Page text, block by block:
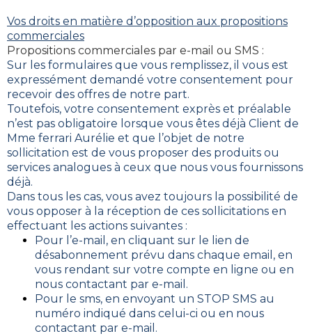
Vos droits en matière d’opposition aux propositions
commerciales
Propositions commerciales par e-mail ou SMS :
Sur les formulaires que vous remplissez, il vous est
expressément demandé votre consentement pour
recevoir des offres de notre part.
Toutefois, votre consentement exprès et préalable
n’est pas obligatoire lorsque vous êtes déjà Client de
Mme ferrari Aurélie et que l’objet de notre
sollicitation est de vous proposer des produits ou
services analogues à ceux que nous vous fournissons
déjà.
Dans tous les cas, vous avez toujours la possibilité de
vous opposer à la réception de ces sollicitations en
effectuant les actions suivantes :
Pour l’e-mail, en cliquant sur le lien de
désabonnement prévu dans chaque email, en
vous rendant sur votre compte en ligne ou en
nous contactant par e-mail.
Pour le sms, en envoyant un STOP SMS au
numéro indiqué dans celui-ci ou en nous
contactant par e-mail.